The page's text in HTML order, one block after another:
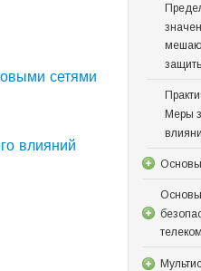
сетями
влияний
Меры